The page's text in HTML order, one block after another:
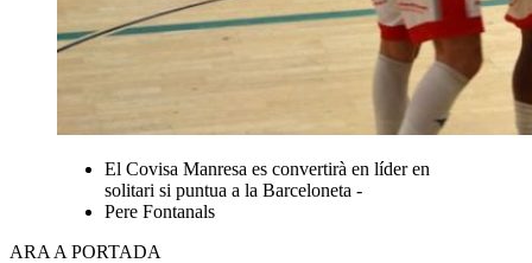
El Covisa Manresa es convertirà en líder en
solitari si puntua a la Barceloneta -
Pere Fontanals
ARA A PORTADA